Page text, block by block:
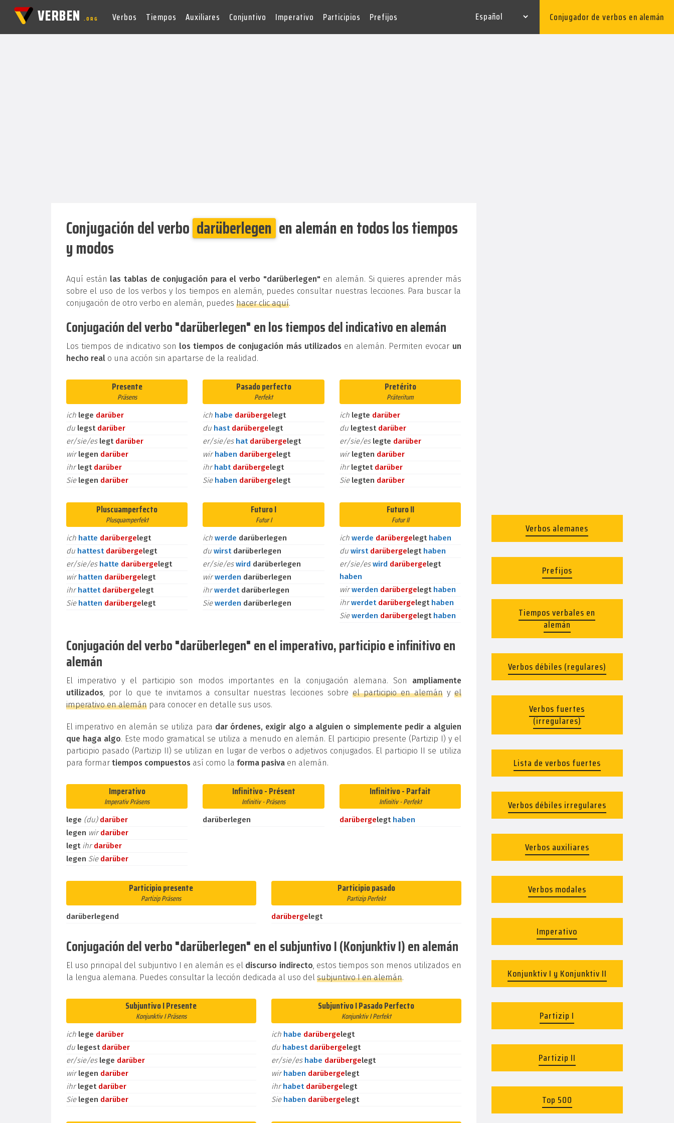
VERBEN.ORG Verbos Tiempos Auxiliares Conjuntivo Imperativo Participios Prefijos Conjugador de verbos en alemán
Conjugación del verbo darüberlegen en alemán en todos los tiempos
y modos
Aquí están las tablas de conjugación para el verbo "darüberlegen" en alemán. Si quieres aprender más
sobre el uso de los verbos y los tiempos en alemán, puedes consultar nuestras lecciones. Para buscar la
conjugación de otro verbo en alemán, puedes hacer clic aquí.
Conjugación del verbo "darüberlegen" en los tiempos del indicativo en alemán
Los tiempos de indicativo son los tiempos de conjugación más utilizados en alemán. Permiten evocar un
hecho real o una acción sin apartarse de la realidad.
Presente
Präsens
ich lege darüber
du legst darüber
er/sie/es legt darüber
wirlegen darüber
ihrlegt darüber
Sie legen darüber
Pasado perfecto
Perfekt
ich habe darübergelegt
du hast darübergelegt
er/sie/es hat darübergelegt
wirhaben darübergelegt
ihrhabt darübergelegt
Sie haben darübergelegt
Pretérito
Präteritum
ich legte darüber
du legtest darüber
er/sie/es legte darüber
wirlegten darüber
ihrlegtet darüber
Sie legten darüber
Pluscuamperfecto
Plusquamperfekt
ich hatte darübergelegt
du hattest darübergelegt
er/sie/es hatte darübergelegt
wirhatten darübergelegt
ihrhattet darübergelegt
Sie hatten darübergelegt
Futuro I
Futur I
ichwerde darüberlegen
duwirst darüberlegen
er/sie/eswird darüberlegen
wirwerden darüberlegen
ihrwerdet darüberlegen
Siewerden darüberlegen
Futuro II
Futur II
ich werde darübergelegt haben
du wirst darübergelegt haben
er/sie/eswird darübergelegt
haben
wirwerden darübergelegt haben
ihrwerdet darübergelegt haben
Siewerden darübergelegt haben
Conjugación del verbo "darüberlegen" en el imperativo, participio e infinitivo en
alemán
El imperativo y el participio son modos importantes en la conjugación alemana. Son ampliamente
utilizados, por lo que te invitamos a consultar nuestras lecciones sobre el participio en alemány el
imperativo en alemán para conocer en detalle sus usos.
El imperativo en alemán se utiliza para dar órdenes, exigir algo a alguien o simplemente pedir a alguien
que haga algo. Este modo gramatical se utiliza a menudo en alemán. El participio presente (Partizip I) y el
participio pasado (Partizip II) se utilizan en lugar de verbos o adjetivos conjugados. El participio II se utiliza
para formar tiempos compuestos así como la forma pasiva en alemán.
Imperativo
Imperativ Präsens
lege (du) darüber
legen wirdarüber
legt ihrdarüber
legen Sie darüber
Infinitivo - Présent
Infinitiv - Präsens
darüberlegen
Infinitivo - Parfait
Infinitiv - Perfekt
darübergelegt haben
Participio presente
Partizip Präsens
darüberlegend
Participio pasado
Partizip Perfekt
darübergelegt
Conjugación del verbo "darüberlegen" en el subjuntivo I (Konjunktiv I) en alemán
El uso principal del subjuntivo I en alemán es el discurso indirecto, estos tiempos son menos utilizados en
la lengua alemana. Puedes consultar la lección dedicada al uso del subjuntivo I en alemán.
Subjuntivo I Presente
Konjunktiv I Präsens
ich lege darüber
du legest darüber
er/sie/es lege darüber
wirlegen darüber
ihrleget darüber
Sie legen darüber
Subjuntivo I Pasado Perfecto
Konjunktiv I Perfekt
ich habe darübergelegt
du habest darübergelegt
er/sie/es habe darübergelegt
wirhaben darübergelegt
ihrhabet darübergelegt
Sie haben darübergelegt
Verbos alemanes
Prefijos
Tiempos verbales en
alemán
Verbos débiles (regulares)
Verbos fuertes
(irregulares)
Lista de verbos fuertes
Verbos débiles irregulares
Verbos auxiliares
Verbos modales
Imperativo
Konjunktiv I y Konjunktiv II
Partizip I
Partizip II
Top 500